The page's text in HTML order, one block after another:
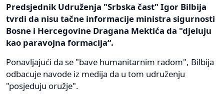
Predsjednik Udruženja "Srbska čast" Igor Bilbija
tvrdi da nisu tačne informacije ministra sigurnosti
Bosne i Hercegovine Dragana Mektića da "djeluju
kao paravojna formacija“.
Ponavljajući da se "bave humanitarnim radom", Bilbija
odbacuje navode iz medija da u tom udruženju
"posjeduju oružje".